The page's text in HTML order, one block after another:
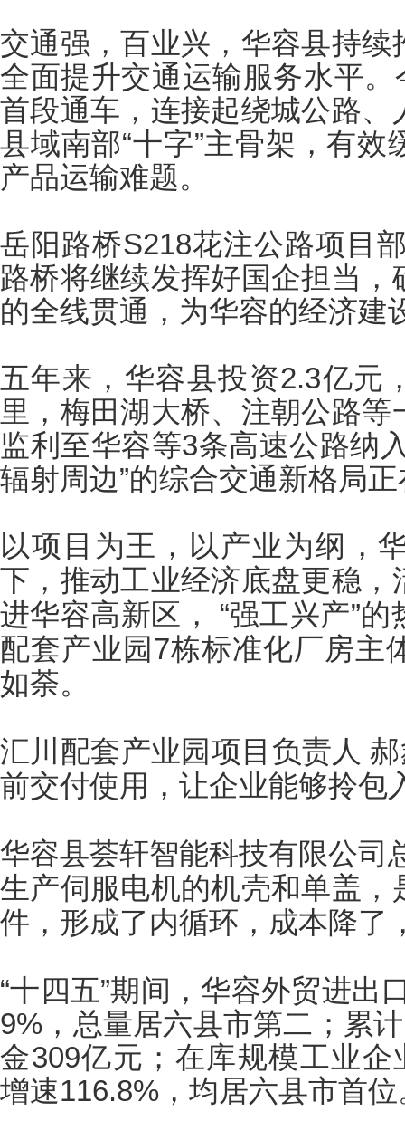
交通强，百业兴，华容县持
全面提升交通运输服务水平。
首段通车，连接起绕城公路
县域南部“十字”主骨架，有
产品运输难题。
岳阳路桥S218花注公路项目
路桥将继续发挥好国企担当
的全线贯通，为华容的经济建
五年来，华容县投资2.3亿元
里，梅田湖大桥、注朝公路
监利至华容等3条高速公路纳
辐射周边”的综合交通新格局
以项目为王，以产业为纲，
下，推动工业经济底盘更稳
进华容高新区，
“强工兴产”
配套产业园 7栋标准化厂房主
如荼。
汇川配套产业园项目负责人
前交付使用，让企业能够拎包
华容县荟轩智能科技有限公司
生产伺服电机的机壳和单盖
件，形成了内循环，成本降了
“十四五”期间，华容外贸进出
9% ，总量居六县市第二；累
金309亿元； 在库规模工业企
增速116.8% ，均居六县市首